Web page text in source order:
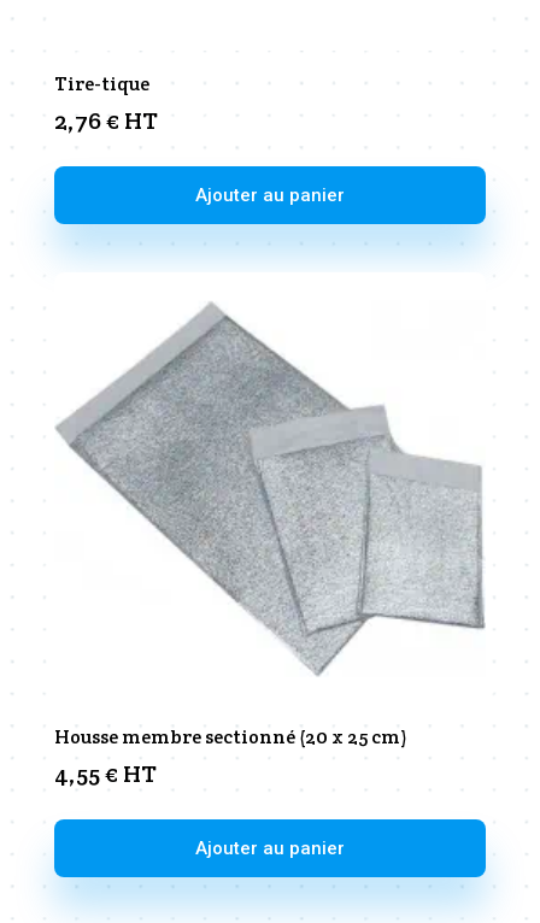
Tire-tique
2,76€ HT
Ajouter au panier
Housse membre sectionné (20 x 25 cm)
4,55€ HT
Ajouter au panier